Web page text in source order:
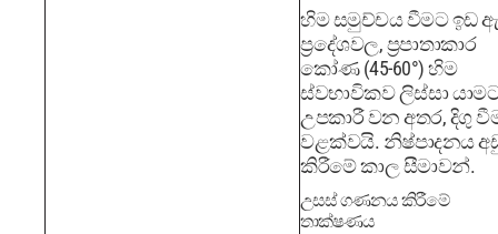
හිම සමුච්චය වීමට ඉඩ
ප්‍රදේශවල, ප්‍රපාතාකාර
කෝණ (45-60°) හිම
ස්වභාවිකව ලිස්සා
උපකාරී වන අතර, දිගු
වළක්වයි. නිෂ්පාදනය
කිරීමේ කාල සීමාවන්.
උසස් ගණනය කිරීමේ
තාක්ෂණය